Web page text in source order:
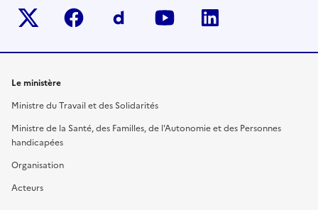
Twitter-x facebook Dailymotion
youtube
Le ministère
Ministre du Travail et des Solidarités
Ministre de la Santé, des Familles, de l'Autonomie et des Personnes
handicapées
Organisation
Acteurs